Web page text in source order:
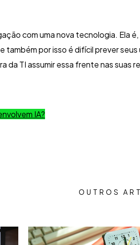
com uma nova tecnologia. Ela
por isso é difícil prever seus
da TI assumir essa frente nas suas
IA?
OUTROS